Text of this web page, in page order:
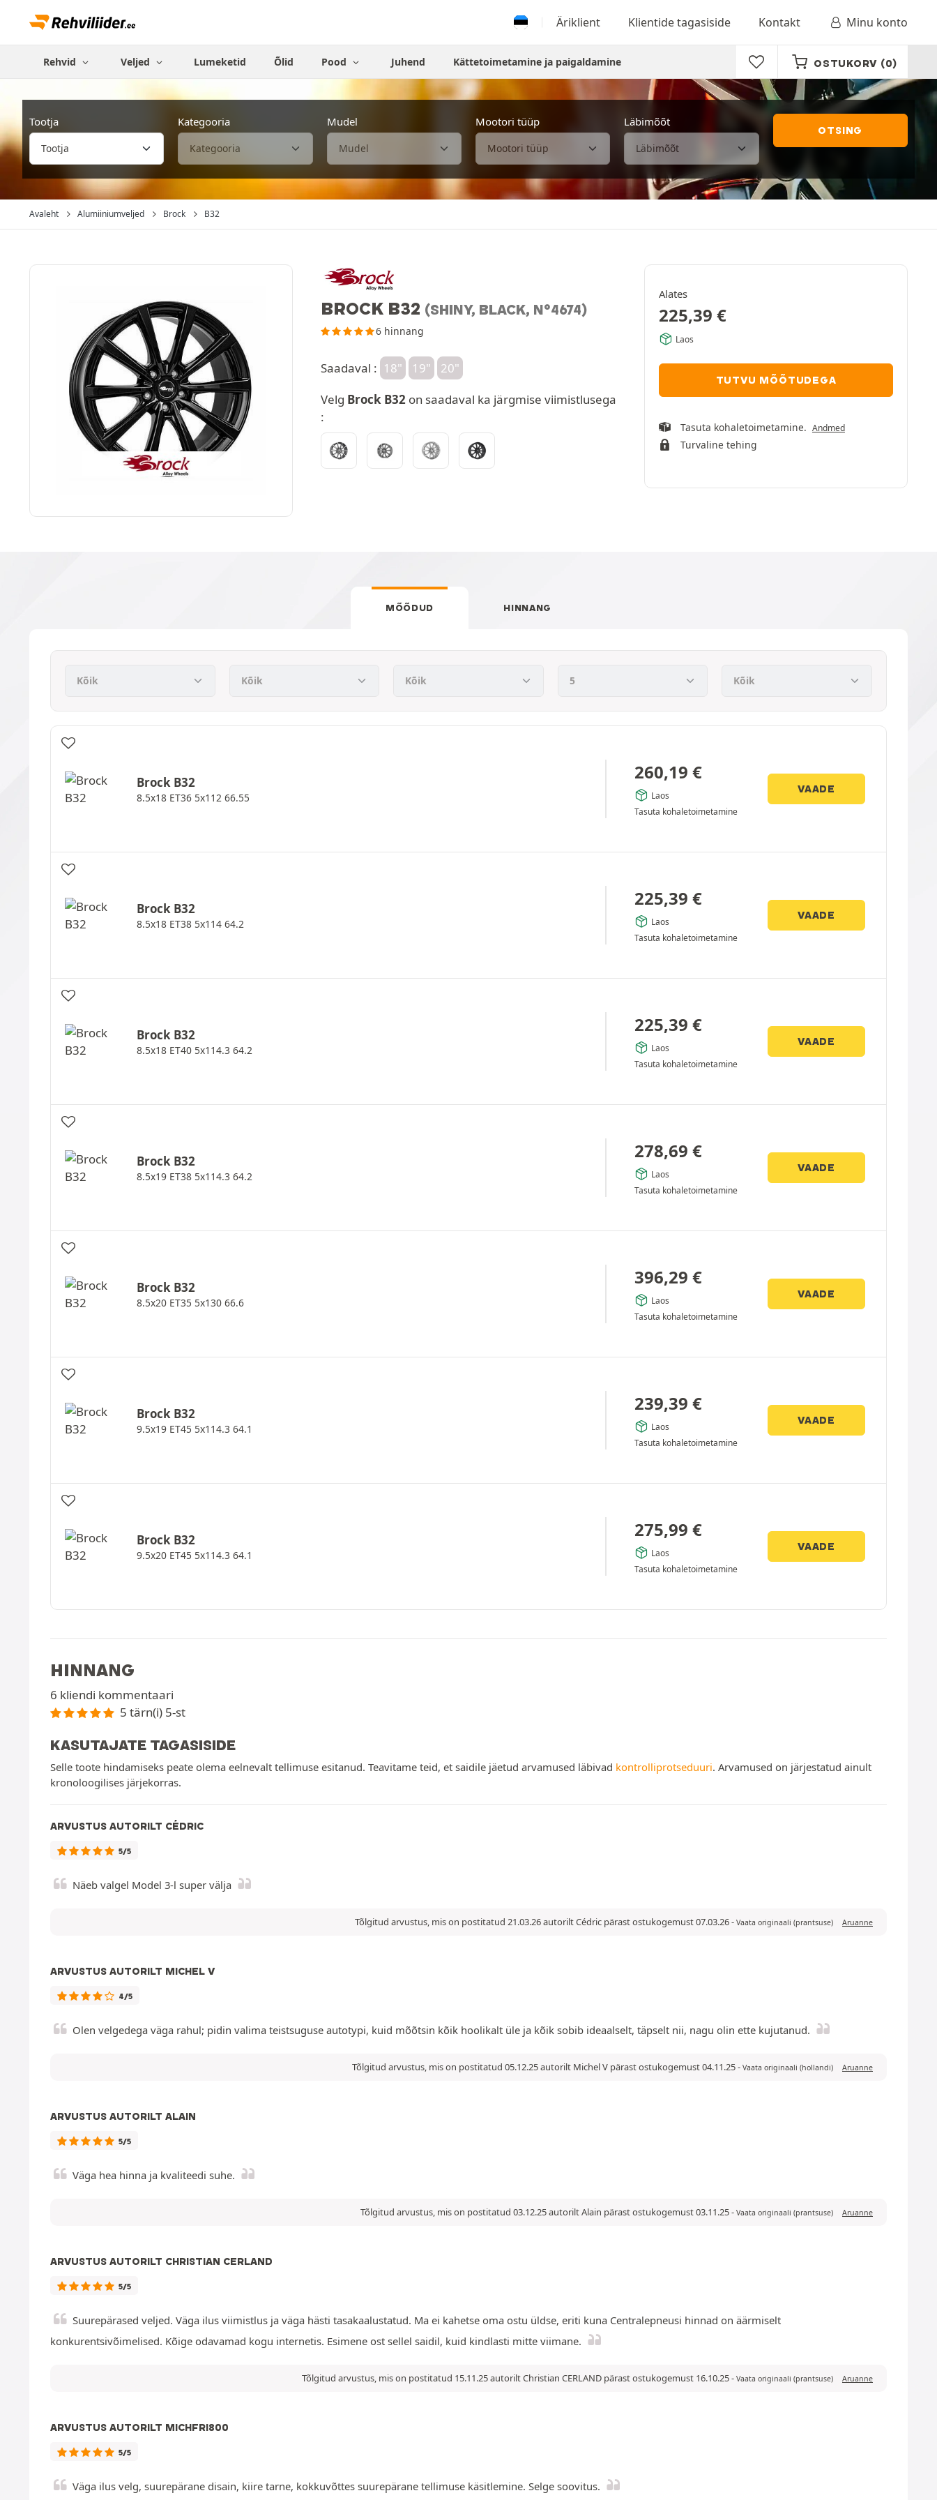
Äriklient Klientide tagasiside Kontakt Minu konto
Rehvid Veljed Lumeketid Õlid Pood Juhend Kättetoimetamine ja paigaldamine OSTUKORV (0)
Tootja Kategooria Mudel Mootori tüüp Läbimõõt
OTSING
Avaleht Alumiiniumveljed Brock B32
BROCK B32 (SHINY, BLACK, N°4674)
6 hinnang
Saadaval : 18" 19"
20"
Velg Brock B32 on saadaval ka järgmise viimistlusega
:
Alates
225,39 €
Laos
TUTVU MÕÕTUDEGA
Tasuta kohaletoimetamine. Andmed
Turvaline tehing
MÕÕDUD HINNANG
Brock B32
8.5x18 ET36 5x112 66.55
260,19 €
Laos
Tasuta kohaletoimetamine
VAADE
Brock B32
8.5x18 ET38 5x114 64.2
225,39 €
Laos
Tasuta kohaletoimetamine
VAADE
Brock B32
8.5x18 ET40 5x114.3 64.2
225,39 €
Laos
Tasuta kohaletoimetamine
VAADE
Brock B32
8.5x19 ET38 5x114.3 64.2
278,69 €
Laos
Tasuta kohaletoimetamine
VAADE
Brock B32
8.5x20 ET35 5x130 66.6
396,29 €
Laos
Tasuta kohaletoimetamine
VAADE
Brock B32
9.5x19 ET45 5x114.3 64.1
239,39 €
Laos
Tasuta kohaletoimetamine
VAADE
Brock B32
9.5x20 ET45 5x114.3 64.1
275,99 €
Laos
Tasuta kohaletoimetamine
VAADE
HINNANG
6 kliendi kommentaari
5 tärn(i) 5-st
KASUTAJATE TAGASISIDE
Selle toote hindamiseks peate olema eelnevalt tellimuse esitanud. Teavitame teid, et saidile jäetud arvamused läbivad kontrolliprotseduuri. Arvamused on järjestatud ainult
kronoloogilises järjekorras.
ARVUSTUS AUTORILT CÉDRIC
5/5
Näeb valgel Model 3-l super välja
Tõlgitud arvustus, mis on postitatud 21.03.26 autorilt Cédric pärast ostukogemust 07.03.26- Vaata originaali (prantsuse) Aruanne
ARVUSTUS AUTORILT MICHEL V
4/5
Olen velgedega väga rahul; pidin valima teistsuguse autotypi, kuid mõõtsin kõik hoolikalt üle ja kõik sobib ideaalselt, täpselt nii, nagu olin ette kujutanud.
Tõlgitud arvustus, mis on postitatud 05.12.25 autorilt Michel V pärast ostukogemust 04.11.25- Vaata originaali (hollandi) Aruanne
ARVUSTUS AUTORILT ALAIN
5/5
Väga hea hinna ja kvaliteedi suhe.
Tõlgitud arvustus, mis on postitatud 03.12.25 autorilt Alain pärast ostukogemust 03.11.25- Vaata originaali (prantsuse) Aruanne
ARVUSTUS AUTORILT CHRISTIAN CERLAND
5/5
Suurepärased veljed. Väga ilus viimistlus ja väga hästi tasakaalustatud. Ma ei kahetse oma ostu üldse, eriti kuna Centralepneusi hinnad on äärmiselt
konkurentsivõimelised. Kõige odavamad kogu internetis. Esimene ost sellel saidil, kuid kindlasti mitte viimane.
Tõlgitud arvustus, mis on postitatud 15.11.25 autorilt Christian CERLAND pärast ostukogemust 16.10.25- Vaata originaali (prantsuse) Aruanne
ARVUSTUS AUTORILT MICHFRI800
5/5
Väga ilus velg, suurepärane disain, kiire tarne, kokkuvõttes suurepärane tellimuse käsitlemine. Selge soovitus.